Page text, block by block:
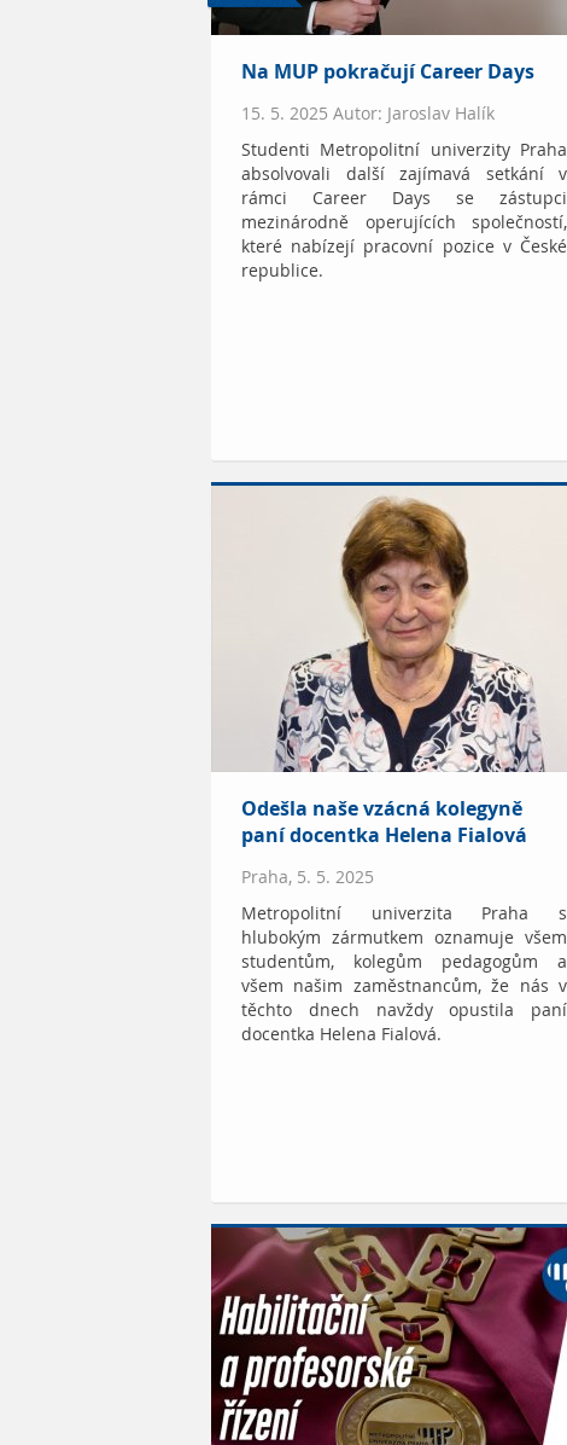
Na MUP pokračují Career Days
15. 5. 2025 Autor: Jaroslav Halík
Studenti Metropolitní univerzity Praha
absolvovali další zajímavá setkání v
rámci Career Days se zástupci
mezinárodně operujících společností,
které nabízejí pracovní pozice v České
republice.
Odešla naše vzácná kolegyně
paní docentka Helena Fialová
Praha, 5. 5. 2025
Metropolitní univerzita Praha s
hlubokým zármutkem oznamuje všem
studentům, kolegům pedagogům a
všem našim zaměstnancům, že nás v
těchto dnech navždy opustila paní
docentka Helena Fialová.